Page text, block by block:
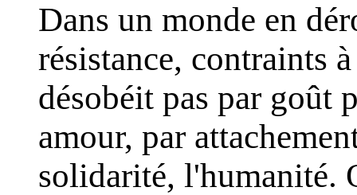
Dans un monde en
résistance, contraints
désobéit pas par goût
amour, par
solidarité, l'humanité.